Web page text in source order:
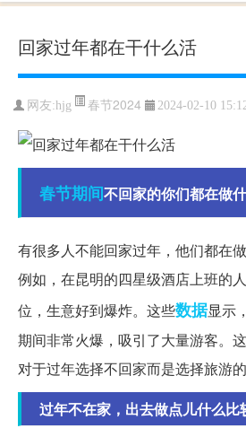
回家过年都在干什么活
网友:hjg 春节2024 2024-02-10
春节期间不回家的你们都在做
有很多人不能回家过年，他们都在
例如，在昆明的四星级酒店上班的
位，生意好到爆炸。这些数据显示
期间非常火爆，吸引了大量游客。
对于过年选择不回家而是选择旅游
过年不在家，出去做点儿什么比